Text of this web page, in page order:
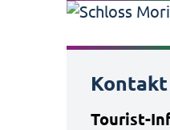
Kontakt
Tourist-